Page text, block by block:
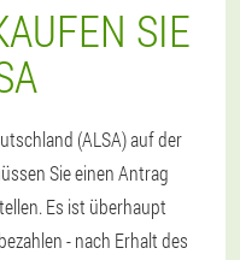
SIE
(ALSA) auf der
Sie einen Antrag
Es ist überhaupt
- nach Erhalt des